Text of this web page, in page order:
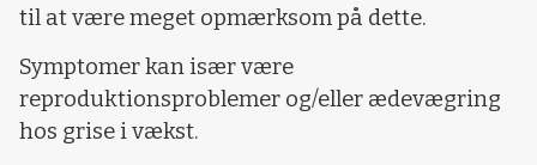
til at være meget opmærksom på dette.
Symptomer kan især være
reproduktionsproblemer og/eller ædevægring
hos grise i vækst.